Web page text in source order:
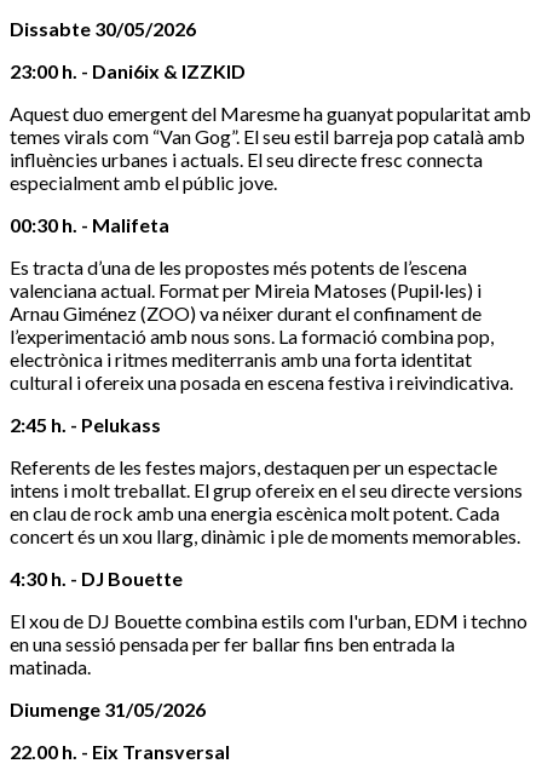
Dissabte 30/05/2026
23:00 h. - Dani6ix & IZZKID
Aquest duo emergent del Maresme ha guanyat popularitat amb
temes virals com “Van Gog”. El seu estil barreja pop català amb
influències urbanes i actuals. El seu directe fresc connecta
especialment amb el públic jove.
00:30 h. - Malifeta
Es tracta d’una de les propostes més potents de l’escena
valenciana actual. Format per Mireia Matoses (Pupil·les) i
Arnau Giménez (ZOO) va néixer durant el confinament de
l’experimentació amb nous sons. La formació combina pop,
electrònica i ritmes mediterranis amb una forta identitat
cultural i ofereix una posada en escena festiva i reivindicativa.
2:45 h. - Pelukass
Referents de les festes majors, destaquen per un espectacle
intens i molt treballat. El grup ofereix en el seu directe versions
en clau de rock amb una energia escènica molt potent. Cada
concert és un xou llarg, dinàmic i ple de moments memorables.
4:30 h. - DJ Bouette
El xou de DJ Bouette combina estils com l'urban, EDM i techno
en una sessió pensada per fer ballar fins ben entrada la
matinada.
Diumenge 31/05/2026
22.00 h. - Eix Transversal